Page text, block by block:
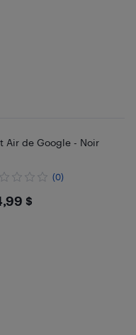
Air de Google - Noir
(0)
$